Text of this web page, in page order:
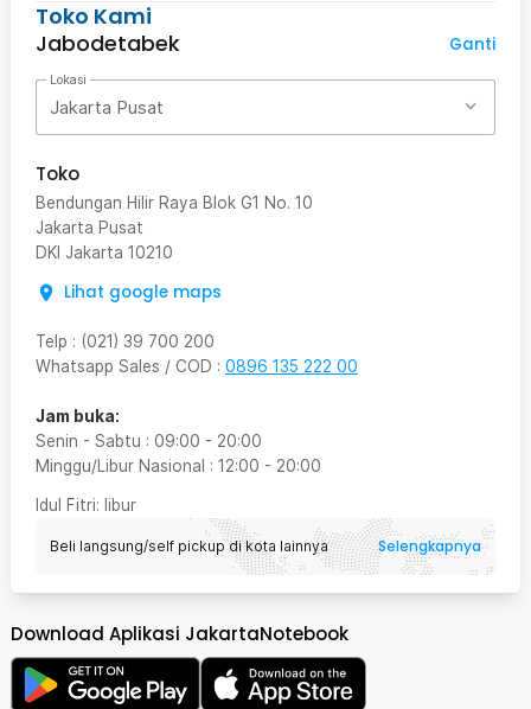
Toko Kami
Jabodetabek
Ganti
Lokasi
Jakarta Pusat
Toko
Bendungan Hilir Raya Blok G1 No. 10
Jakarta Pusat
DKI Jakarta 10210
Lihat google maps
Telp : (021) 39 700 200
Whatsapp Sales / COD : 0896 135 222 00
Jam buka:
Senin - Sabtu : 09:00 - 20:00
Minggu/Libur Nasional : 12:00 - 20:00
Idul Fitri: libur
Beli langsung/self pickup di kota lainnya Selengkapnya
Download Aplikasi JakartaNotebook